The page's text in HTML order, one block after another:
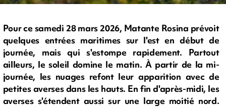
Pour ce samedi 28 mars 2026, Matante Rosina prévoit
quelques entrées maritimes sur l'est en début de
journée, mais qui s'estompe rapidement. Partout
ailleurs, le soleil domine le matin. À partir de la mi-
journée, les nuages refont leur apparition avec de
petites averses dans les hauts. En fin d'après-midi, les
averses s'étendent aussi sur une large moitié nord.